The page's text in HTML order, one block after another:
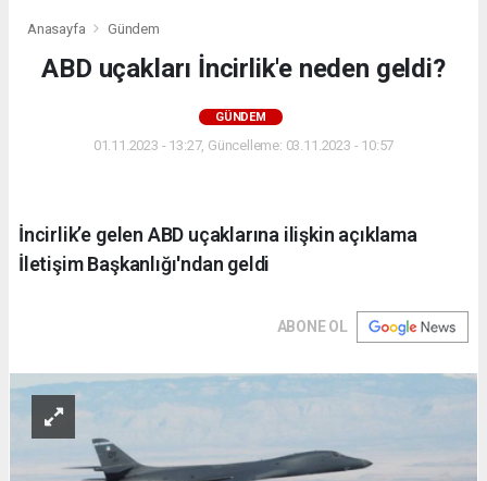
Anasayfa Gündem
ABD uçakları İncirlik'e neden geldi?
GÜNDEM
01.11.2023 - 13:27, Güncelleme: 03.11.2023 - 10:57
İncirlik’e gelen ABD uçaklarına ilişkin açıklama
İletişim Başkanlığı'ndan geldi
ABONE OL